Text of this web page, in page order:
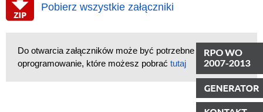
Pobierz wszystkie załączniki
Do otwarcia załączników może być potrzebne
oprogramowanie, które możesz pobrać tutaj